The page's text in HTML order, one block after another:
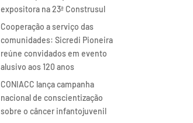
expositora na 23ª Construsul
Cooperação a serviço das
comunidades: Sicredi Pioneira
reúne convidados em evento
alusivo aos 120 anos
CONIACC lança campanha
nacional de conscientização
sobre o câncer infantojuvenil